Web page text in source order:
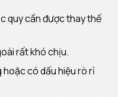
quy cần được thay thế
rất khó chịu.
có dấu hiệu rò rỉ